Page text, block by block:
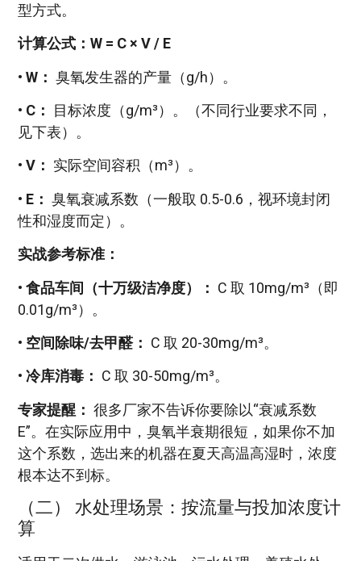
型方式。
计算公式：W = C × V / E
• W： 臭氧发生器的产量（g/h）。
• C：
目标浓度（g/m³）。（不同行业要求不同，
见下表）。
• V： 实际空间容积（m³）。
• E： 臭氧衰减系数（一般取 0.5-0.6，视环境封闭
性和湿度而定）。
实战参考标准：
• 食品车间（十万级洁净度）： C 取 10mg/m³（即
0.01g/m³）。
• 空间除味/去甲醛： C 取 20-30mg/m³。
• 冷库消毒： C 取 30-50mg/m³。
专家提醒： 很多厂家不告诉你要除以“衰减系数
E”。在实际应用中，臭氧半衰期很短，如果你不加
这个系数，选出来的机器在夏天高温高湿时，浓度
根本达不到标。
（二） 水处理场景：按流量与投加浓度计
算